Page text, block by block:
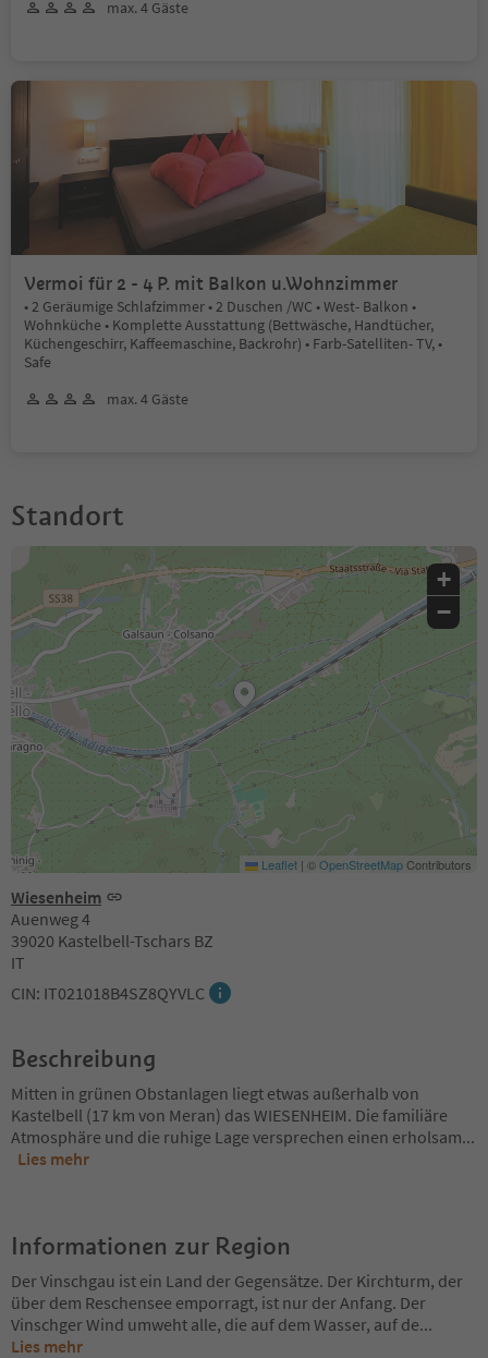
max. 4 Gäste
Vermoi für 2 - 4 P. mit Balkon u.Wohnzimmer
• 2 Geräumige Schlafzimmer • 2 Duschen /WC • West- Balkon •
Wohnküche • Komplette Ausstattung (Bettwäsche, Handtücher,
Küchengeschirr, Kaffeemaschine, Backrohr) • Farb-Satelliten- TV, •
Safe
max. 4 Gäste
Standort
Wiesenheim
Auenweg 4
39020 Kastelbell-Tschars BZ
IT
CIN: IT021018B4SZ8QYVLC
+
−
Leaflet | ©OpenStreetMapContributors
Beschreibung
Mitten in grünen Obstanlagen liegt etwas außerhalb von
Kastelbell (17 km von Meran) das WIESENHEIM. Die familiäre
Atmosphäre und die ruhige Lage versprechen einen erholsam...
Lies mehr
Informationen zur Region
Der Vinschgau ist ein Land der Gegensätze. Der Kirchturm, der
über dem Reschensee emporragt, ist nur der Anfang. Der
Vinschger Wind umweht alle, die auf dem Wasser, auf de...
Lies mehr